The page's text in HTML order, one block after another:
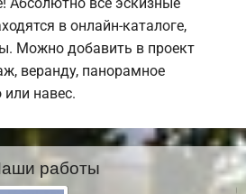
в онлайн-каталоге,
Можно добавить в проект
веранду, панорамное
или навес.
работы